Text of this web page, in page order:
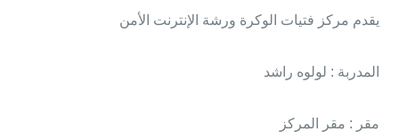
يقدم مركز فتيات الوكرة ورشة الإنترنت الأمن
المدربة : لولوه راشد
مقر : مقر المركز